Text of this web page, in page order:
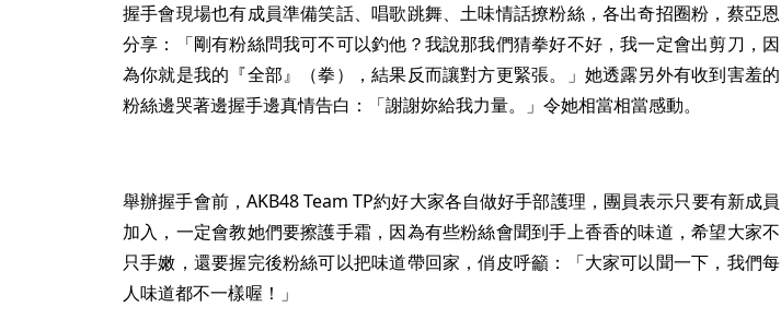
握手會現場也有成員準備笑話、唱歌跳舞、土味情話撩粉絲，各出奇招圈粉，蔡亞恩
分享：「剛有粉絲問我可不可以釣他？我說那我們猜拳好不好，我一定會出剪刀，因
為你就是我的『全部』（拳），結果反而讓對方更緊張。」她透露另外有收到害羞的
粉絲邊哭著邊握手邊真情告白：「謝謝妳給我力量。」令她相當相當感動。
舉辦握手會前，AKB48 Team TP約好大家各自做好手部護理，團員表示只要有新成員
加入，一定會教她們要擦護手霜，因為有些粉絲會聞到手上香香的味道，希望大家不
只手嫩，還要握完後粉絲可以把味道帶回家，俏皮呼籲：「大家可以聞一下，我們每
人味道都不一樣喔！」